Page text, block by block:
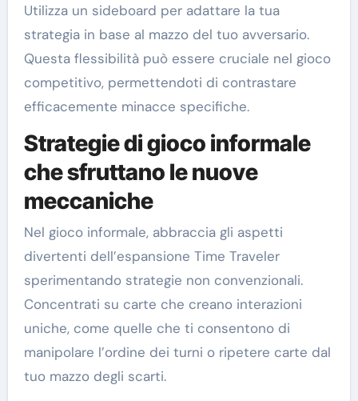
Utilizza un sideboard per adattare la tua
strategia in base al mazzo del tuo avversario.
Questa flessibilità può essere cruciale nel gioco
competitivo, permettendoti di contrastare
efficacemente minacce specifiche.
Strategie di gioco informale
che sfruttano le nuove
meccaniche
Nel gioco informale, abbraccia gli aspetti
divertenti dell’espansione Time Traveler
sperimentando strategie non convenzionali.
Concentrati su carte che creano interazioni
uniche, come quelle che ti consentono di
manipolare l’ordine dei turni o ripetere carte dal
tuo mazzo degli scarti.